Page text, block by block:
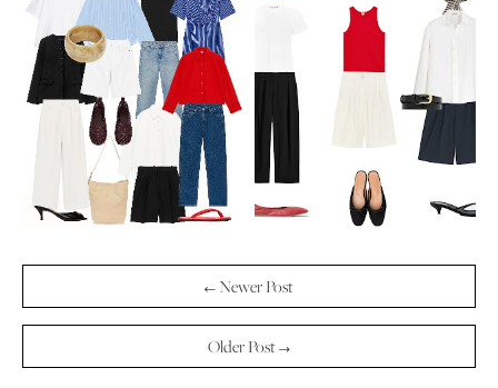
← Newer Post
Older Post →